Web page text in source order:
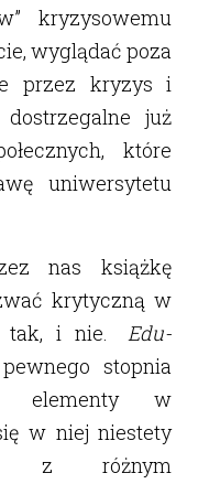
kryzysowemu
wyglądać poza
przez kryzys i
już
które
uniwersytetu
nas książkę
krytyczną w
tak, i nie.
Edu-
stopnia
elementy w
w niej niestety
z różnym